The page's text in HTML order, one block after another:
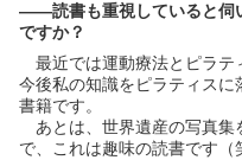
――読書も重視していると伺
ですか？
最近では運動療法とピラテ
今後私の知識をピラティスに
書籍です。
あとは、世界遺産の写真集
で、これは趣味の読書です（